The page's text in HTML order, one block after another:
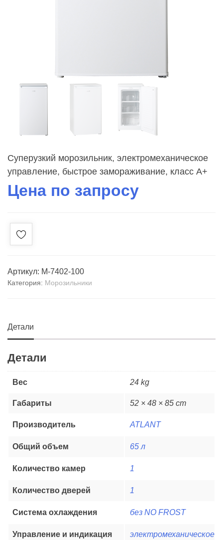
Суперузкий морозильник, электромеханическое
управление, быстрое замораживание, класс A+
Цена по запросу
Артикул: М-7402-100
Категория: Морозильники
Детали
Детали
Вес 24 kg
Габариты 52 × 48 × 85 cm
Производитель ATLANT
Общий объем 65 л
Количество камер 1
Количество дверей 1
Система охлаждения без NO FROST
Управление и индикация электромеханическое